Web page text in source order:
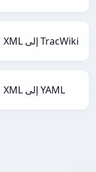
XML إلى TracWiki
XML إلى YAML